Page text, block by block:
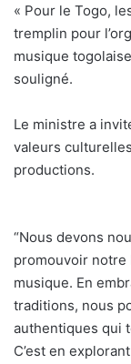
« Pour le Togo,
tremplin pour
musique
souligné.
Le ministre a
valeurs
productions.
“Nous devons
promouvoir
musique. En
traditions, nous
authentiques qui
C’est en